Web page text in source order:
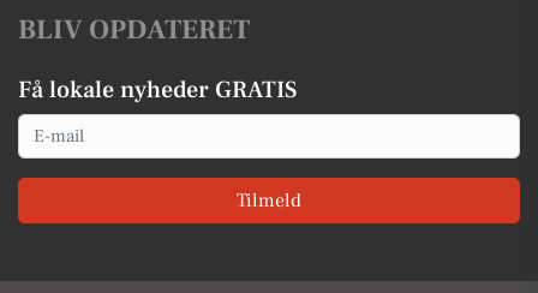
BLIV OPDATERET
Få lokale nyheder GRATIS
Email
Tilmeld